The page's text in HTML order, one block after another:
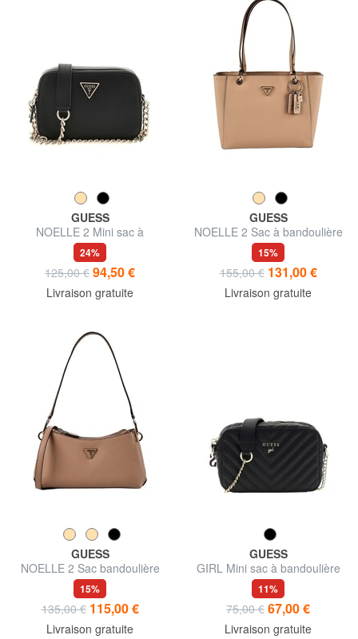
GUESS
NOELLE 2 Mini sac à
bandoulière pour appareil
photo
24%
125,00 € 94,50 €
Livraison gratuite
GUESS
NOELLE 2 Sac à bandoulière
15%
155,00 € 131,00 €
Livraison gratuite
GUESS
NOELLE 2 Sac bandoulière
avec bandoulière
15%
135,00 € 115,00 €
Livraison gratuite
GUESS
GIRL Mini sac à bandoulière
pour appareil photo
11%
75,00 € 67,00 €
Livraison gratuite